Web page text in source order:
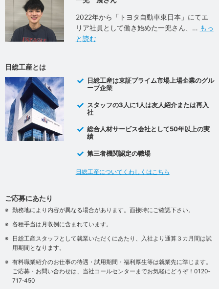
2022年から「トヨタ自動車東日本」にてエ
リア社員として働き始めた一兜さん、
もっ
と読む
日総工産とは
日総工産は東証プライム市場上場企業のグル
ープ企業
スタッフの3人に1人は友人紹介または再入
社
総合人材サービス会社として50年以上の実
績
第三者機関認定の職場
日総工産についてくわしくはこちら
ご応募にあたり
勤務地により内容が異なる場合があります。面接時にご確認下さい。
各種手当は月収例に含まれています。
日総工産スタッフとして就業いただくにあたり、入社より通算３カ月間は試
用期間となります。
有料職業紹介のお仕事の待遇・試用期間・福利厚生等は就業先に準じます。
ご応募・お問い合わせは、当社コールセンターまでお気軽にどうぞ！0120‐
717‐450